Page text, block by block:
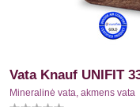
Vata Knauf UNIFIT
Mineralinė vata, akmens vata